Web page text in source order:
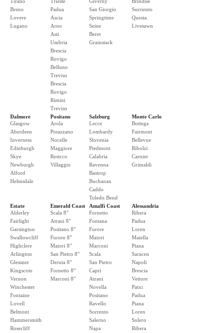
Breno
Lovere
Lugano
Padua
Ascia
Arno
Asti
Umbria
Brescia
Rovigo
Belluno
Treviso
Brescia
Rovigo
Rimini
Treviso
San Giorgio
Springtime
Seine
Beret
Grainstack
Surriento
Questa
Livesawn
Dalmore
Glasgow
Aberdeen
Inverness
Edinburgh
Skye
Newburgh
Alford
Helmsdale
Positano
Arola
Preazzano
Nocelle
Maggiore
Resicco
Villaggio
Salzburg
Lecce
Lombardy
Slovenia
Piedmont
Calabria
Ravenna
Bastrop
Buchanan
Caddo
Toledo Bend
Monte Carlo
Bottega
Fairmont
Bellevue
Ribolzi
Carnier
Grimaldi
Estate
Alderley
Fairlight
Garsington
Swallowcliff
Highclere
Arlington
Glessner
Kingscote
Vernon
Winchester
Fontaine
Lovell
Belmont
Hammersmith
Rosecliff
Emerald Coast
Scala 8"
Atrani 8"
Positano 8"
Furore 8"
Maiori 8"
San Pietro 8"
Deruta 8"
Fornetto 8"
Marconi 8"
Amalfi Coast
Fornetto
Fontana
Furore
Maiori
Marconi
Scala
San Pietro
Capri
Atrani
Novella
Positano
Ravello
Sorrento
Salerno
Napa
Alessandria
Ribera
Padua
Loren
Maiella
Piana
Saracen
Napoli
Brescia
Vettore
Patxi
Padua
Piana
Loren
Solero
Ribera